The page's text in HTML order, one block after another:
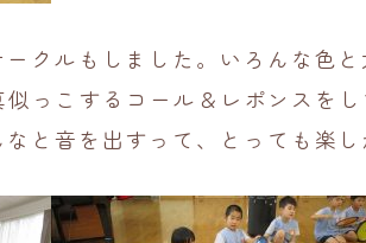
クルもしました。いろんな色
っこするコール＆レポンスを
と音を出すって、とっても楽し